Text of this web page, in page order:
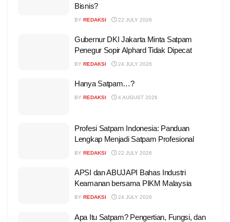
Bisnis?
BY REDAKSI 22 JULY 2026
Gubernur DKI Jakarta Minta Satpam
Penegur Sopir Alphard Tidak Dipecat
BY REDAKSI 24 JULY 2026
Hanya Satpam…?
BY REDAKSI 4 AUGUST 2026
Profesi Satpam Indonesia: Panduan
Lengkap Menjadi Satpam Profesional
BY REDAKSI 22 JULY 2026
APSI dan ABUJAPI Bahas Industri
Keamanan bersama PIKM Malaysia
BY REDAKSI 24 JULY 2026
Apa Itu Satpam? Pengertian, Fungsi, dan